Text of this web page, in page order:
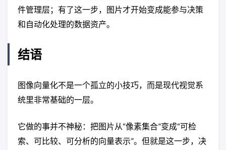
件管理层；有了这一步，图片才开始变成能参与决策
和自动化处理的数据资产。
结语
图像向量化不是一个孤立的小技巧，而是现代视觉系
统里非常基础的一层。
它做的事并不神秘：把图片从“像素集合”变成“可检
索、可比较、可分析的向量表示”。但就是这一步，决